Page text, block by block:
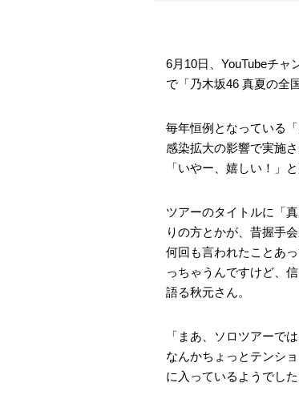
6月10日、YouTubeチャ
で「乃木坂46 真夏の全
毎年恒例となっている
感染拡大の影響で実施
「いやー、嬉しい！」
ツアーのタイトルに「
りの方とかが、昔握手
何回も言われたことあ
っちゃうんですけど、
語る秋元さん。
「まあ、ソロツアーで
なんかちょっとテンシ
に入っているようでした